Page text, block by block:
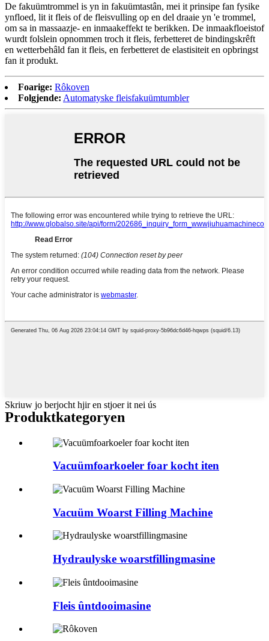
De fakuümtrommel is yn in fakuümtastân, mei it prinsipe fan fysike
ynfloed, lit it fleis of de fleisvulling op en del draaie yn 'e trommel,
om sa in massaazje- en inmaakeffekt te berikken. De inmaakfloeistof
wurdt folslein opnommen troch it fleis, ferbetteret de bindingskrêft
en wetterbehâld fan it fleis, en ferbetteret de elastisiteit en opbringst
fan it produkt.
Foarige: Rôkoven
Folgjende: Automatyske fleisfakuümtumbler
Skriuw jo berjocht hjir en stjoer it nei ús
Produktkategoryen
Vacuümfoarkoeler foar kocht iten
Vacuüm Woarst Filling Machine
Hydraulyske woarstfillingmasine
Fleis ûntdooimasine